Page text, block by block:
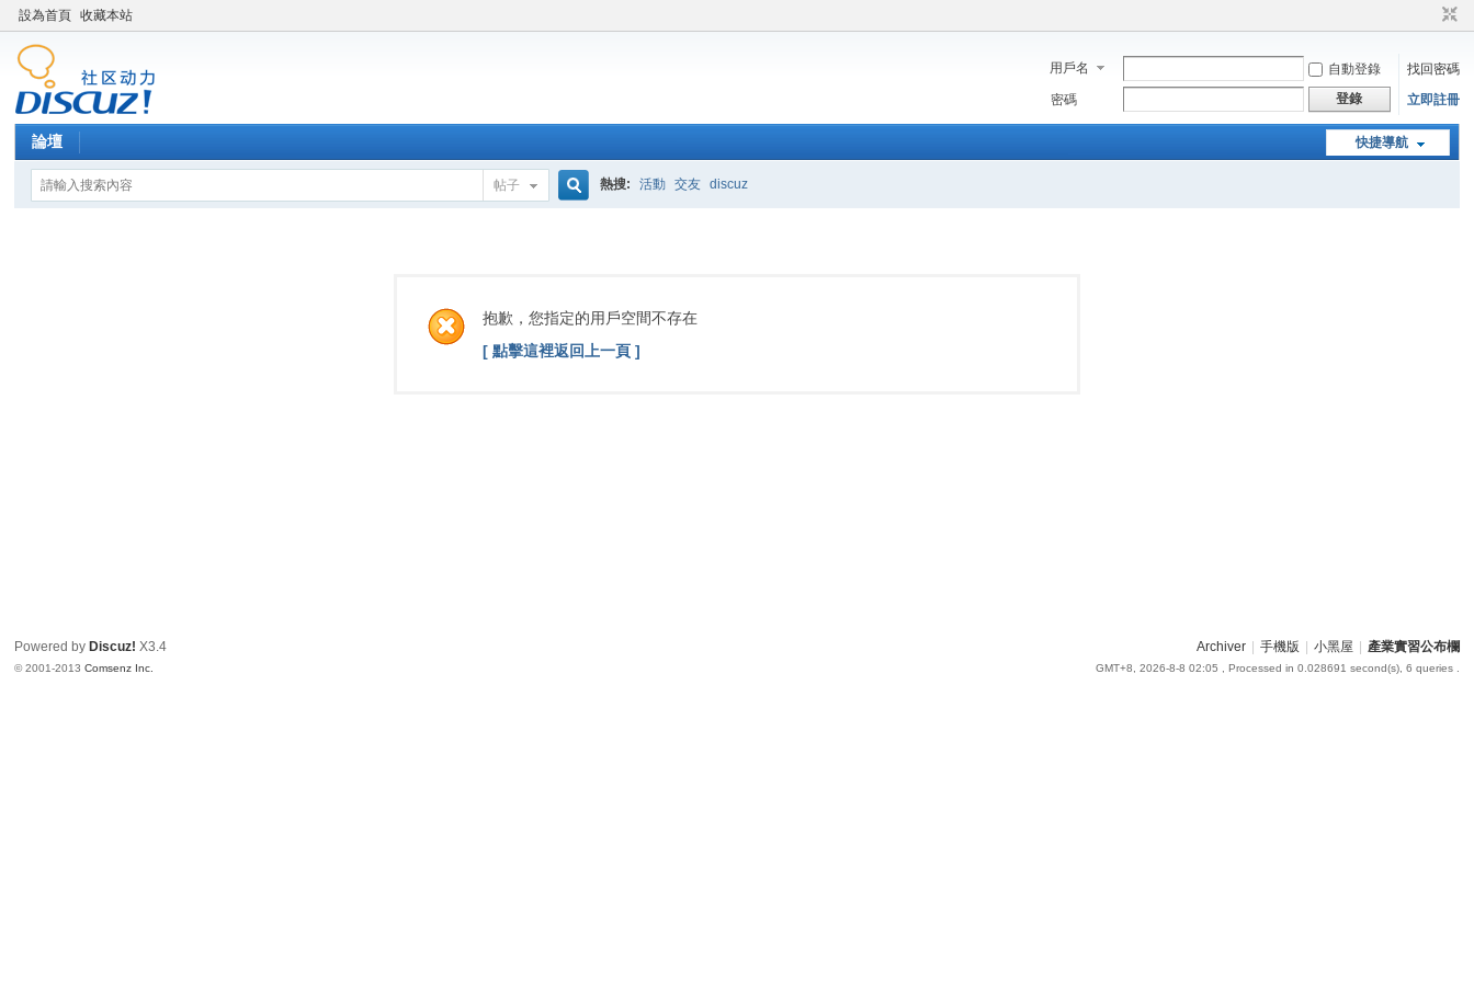
設為首頁 收藏本站
用戶名 自動登錄
找回密碼
密碼
登錄 立即註冊
快捷導航
論壇
帖子
索
熱搜: 活動 交友 discuz
抱歉，您指定的用戶空間不存在
[ 點擊這裡返回上一頁 ]
Archiver 手機版 小黑屋 產業實習公布欄
GMT+8, 2026-8-8 02:05 , Processed in 0.028691 second(s), 6 queries .
Powered by Discuz! X3.4
© 2001-2013Comsenz Inc.